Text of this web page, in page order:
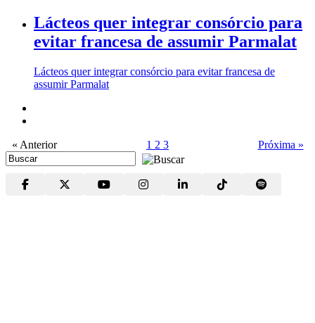
Lácteos quer integrar consórcio para
evitar francesa de assumir Parmalat
Lácteos quer integrar consórcio para evitar francesa de
assumir Parmalat
« Anterior 1 2 3 Próxima »